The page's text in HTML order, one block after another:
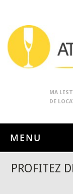
MA
DE
MENU
PROFITEZ